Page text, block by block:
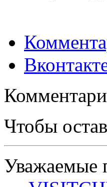
Чтобы
Уважаемые